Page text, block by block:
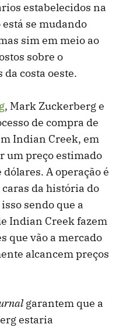
estabelecidos na
se mudando
sim em meio ao
sobre o
costa oeste.
, Mark Zuckerberg e
de compra de
Indian Creek, em
um preço estimado
A operação é
da história do
sendo que a
Indian Creek fazem
que vão a mercado
alcancem preços
garantem que a
estaria